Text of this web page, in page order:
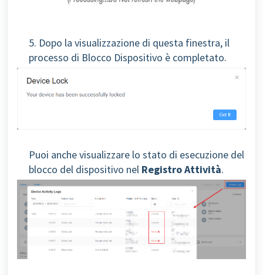
5. Dopo la visualizzazione di questa finestra, il
processo di Blocco Dispositivo è completato.
Puoi anche visualizzare lo stato di esecuzione del
blocco del dispositivo nel Registro Attività.